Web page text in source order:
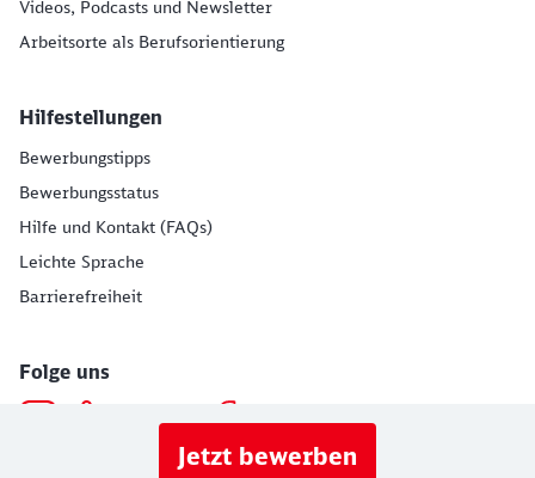
Jetzt bewerben
Videos, Podcasts und Newsletter
Arbeitsorte als Berufsorientierung
Hilfestellungen
Bewerbungstipps
Bewerbungsstatus
Hilfe und Kontakt (FAQs)
Leichte Sprache
Barrierefreiheit
Folge uns